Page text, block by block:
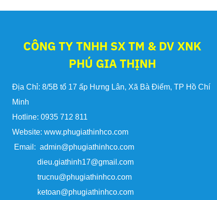
CÔNG TY TNHH SX TM & DV XNK
PHÚ GIA THỊNH
Địa Chỉ: 8/5B tổ 17 ấp Hưng Lân, Xã Bà Điểm, TP Hồ Chí
Minh
Hotline: 0935 712 811
Website: www.phugiathinhco.com
Email: admin@phugiathinhco.com
dieu.giathinh17@gmail.com
trucnu@phugiathinhco.com
ketoan@phugiathinhco.com